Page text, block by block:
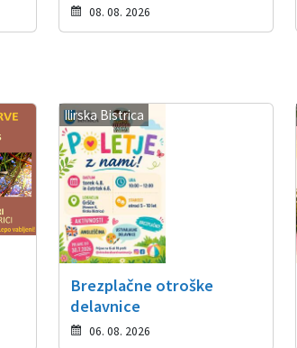
08. 08. 2026
Ilirska Bistrica
Brezplačne otroške
delavnice
06. 08. 2026